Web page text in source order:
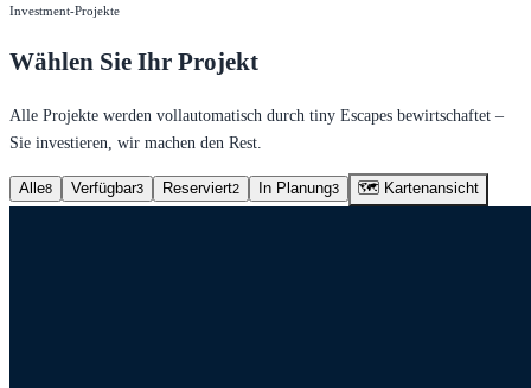
Investment-Projekte
Wählen Sie Ihr Projekt
Alle Projekte werden vollautomatisch durch tiny Escapes bewirtschaftet –
Sie investieren, wir machen den Rest.
Alle8 Verfügbar3 Reserviert2 In Planung3 🗺 Kartenansicht